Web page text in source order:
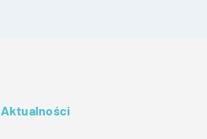
Aktualności